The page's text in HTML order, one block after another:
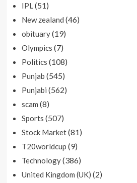
IPL(51)
New zealand (46)
obituary(19)
Olympics (7)
Politics (108)
Punjab (545)
Punjabi (562)
scam (8)
Sports (507)
Stock Market(81)
T20worldcup (9)
Technology(386)
United Kingdom (UK) (2)